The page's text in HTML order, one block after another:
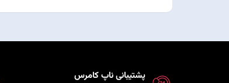
پشتیبانی ناپ کامرس